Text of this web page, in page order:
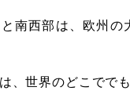
南西部は、欧州
、世界のどこでで